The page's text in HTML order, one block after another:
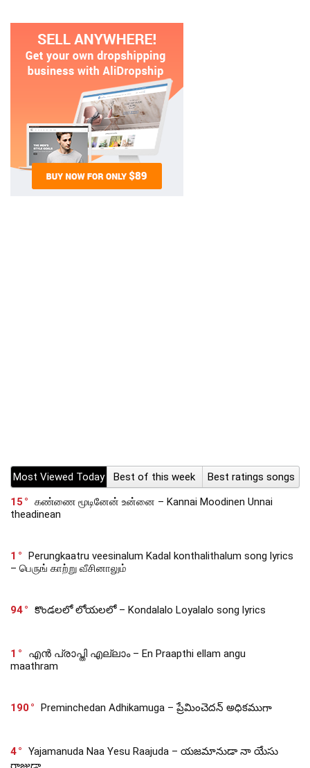
Most Viewed Today Best of this week
Best ratings songs
15
கண்ணை மூடினேன் உன்னை – Kannai Moodinen Unnai
theadinean
1
Perungkaatru veesinalum Kadal konthalithalum song lyrics
– பெருங் காற்று வீசினாலும்
94 కొండలలో లోయలలో – Kondalalo Loyalalo song lyrics
1
എൻ പ്രാപ്തി എല്ലാം – En Praapthi ellam angu
maathram
190 Preminchedan Adhikamuga – ప్రేమించెదన్ అధికముగా
4
Yajamanuda Naa Yesu Raajuda – యజమానుడా నా యేసు